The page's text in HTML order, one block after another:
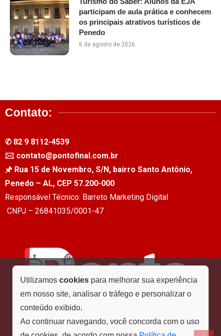
participam de aula prática e conhecem
os principais atrativos turísticos de
Penedo
6 de agosto de 2026
Utilizamos cookies para melhorar sua experiência
em nosso site, analisar o tráfego e personalizar o
conteúdo exibido.
Ao continuar navegando, você concorda com o uso
Contato:
✆ 82 9 8112-4539
🖂 contato@pontofinal.com.br
🖈 Rua 15 de Novembro, S/N, bairro Santo Antônio,
Penedo – AL, CEP 57.200-000
Responsável Técnico: Barreto Marketing Digital
CNPJ – 26841035/0001-47